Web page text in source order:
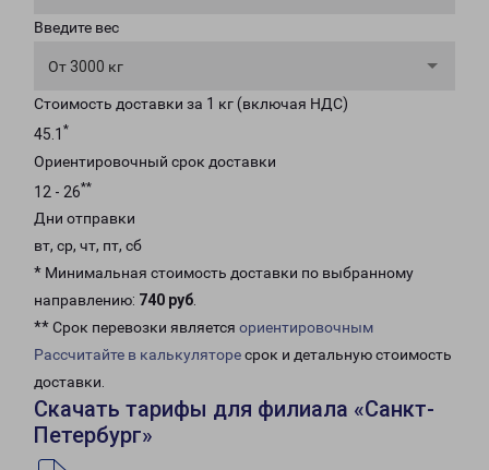
Введите вес
От 3000 кг
Стоимость доставки за 1 кг (включая НДС)
45.1 *
Ориентировочный срок доставки
12 - 26**
Дни отправки
вт, ср, чт, пт, сб
* Минимальная стоимость доставки по выбранному
направлению: 740 руб.
** Срок перевозки является ориентировочным
Рассчитайте в калькуляторесрок и детальную стоимость
доставки.
Скачать тарифы для филиала «Санкт-
Петербург»